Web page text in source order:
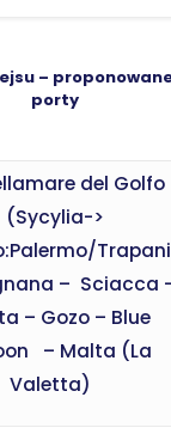
–
porty
del Golfo
(Sycylia->
– Sciacca
– Gozo – Blue
– Malta (La
Valetta)